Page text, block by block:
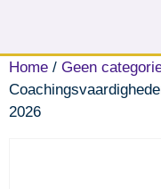
Home / Geen
2026